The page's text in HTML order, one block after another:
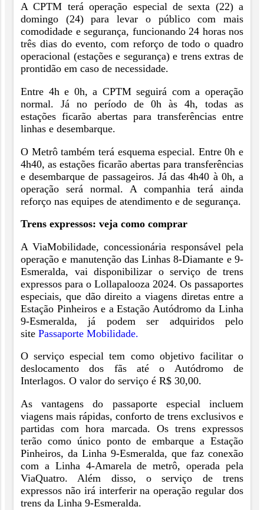
A CPTM terá operação especial de sexta (22) a
domingo (24) para levar o público com mais
comodidade e segurança, funcionando 24 horas nos
três dias do evento, com reforço de todo o quadro
operacional (estações e segurança) e trens extras de
prontidão em caso de necessidade.
Entre 4h e 0h, a CPTM seguirá com a operação
normal. Já no período de 0h às 4h, todas as
estações ficarão abertas para transferências entre
linhas e desembarque.
O Metrô também terá esquema especial. Entre 0h e
4h40, as estações ficarão abertas para transferências
e desembarque de passageiros. Já das 4h40 à 0h, a
operação será normal. A companhia terá ainda
reforço nas equipes de atendimento e de segurança.
Trens expressos: veja como comprar
A ViaMobilidade, concessionária responsável pela
operação e manutenção das Linhas 8-Diamante e 9-
Esmeralda, vai disponibilizar o serviço de trens
expressos para o Lollapalooza 2024. Os passaportes
especiais, que dão direito a viagens diretas entre a
Estação Pinheiros e a Estação Autódromo da Linha
9-Esmeralda, já podem ser adquiridos pelo
site Passaporte Mobilidade.
O serviço especial tem como objetivo facilitar o
deslocamento dos fãs até o Autódromo de
Interlagos. O valor do serviço é R$ 30,00.
As vantagens do passaporte especial incluem
viagens mais rápidas, conforto de trens exclusivos e
partidas com hora marcada. Os trens expressos
terão como único ponto de embarque a Estação
Pinheiros, da Linha 9-Esmeralda, que faz conexão
com a Linha 4-Amarela de metrô, operada pela
ViaQuatro. Além disso, o serviço de trens
expressos não irá interferir na operação regular dos
trens da Linha 9-Esmeralda.